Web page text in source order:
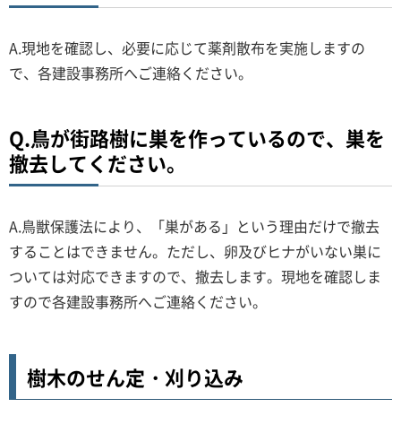
A.現地を確認し、必要に応じて薬剤散布を実施しますの
で、各建設事務所へご連絡ください。
Q.鳥が街路樹に巣を作っているので、巣を
撤去してください。
A.鳥獣保護法により、「巣がある」という理由だけで撤去
することはできません。ただし、卵及びヒナがいない巣に
ついては対応できますので、撤去します。現地を確認しま
すので各建設事務所へご連絡ください。
樹木のせん定・刈り込み